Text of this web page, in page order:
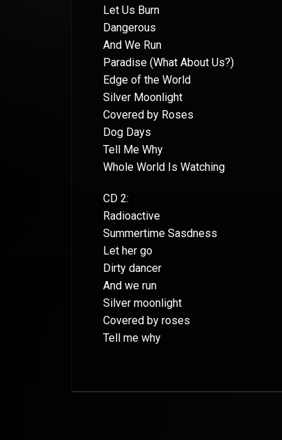
Let Us Burn
Dangerous
And We Run
Paradise (What About Us?)
Edge of the World
Silver Moonlight
Covered by Roses
Dog Days
Tell Me Why
Whole World Is Watching
CD 2:
Radioactive
Summertime Sasdness
Let her go
Dirty dancer
And we run
Silver moonlight
Covered by roses
Tell me why